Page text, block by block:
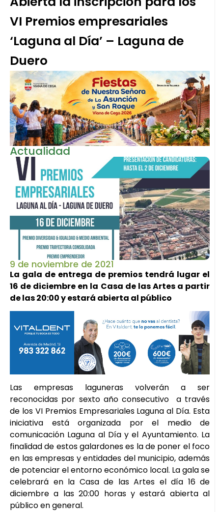
VI Premios empresariales
‘Laguna al Día’ – Laguna de
Duero
Actualidad
9 de noviembre de 2021
La gala de entrega de premios tendrá lugar el
16 de diciembre en la Casa de las Artes a partir
de las 20:00 y estará abierta al público
Las empresas laguneras volverán a ser
reconocidas por sexto año consecutivo a través
de los VI Premios Empresariales Laguna al Día. Esta
iniciativa está organizada por el medio de
comunicación Laguna al Día y el Ayuntamiento. La
finalidad de estos galardones es la de poner el foco
en las empresas y entidades del municipio, además
de potenciar el entorno económico local. La gala se
celebrará en la Casa de las Artes el día 16 de
diciembre a las 20:00 horas y estará abierta al
público en general.